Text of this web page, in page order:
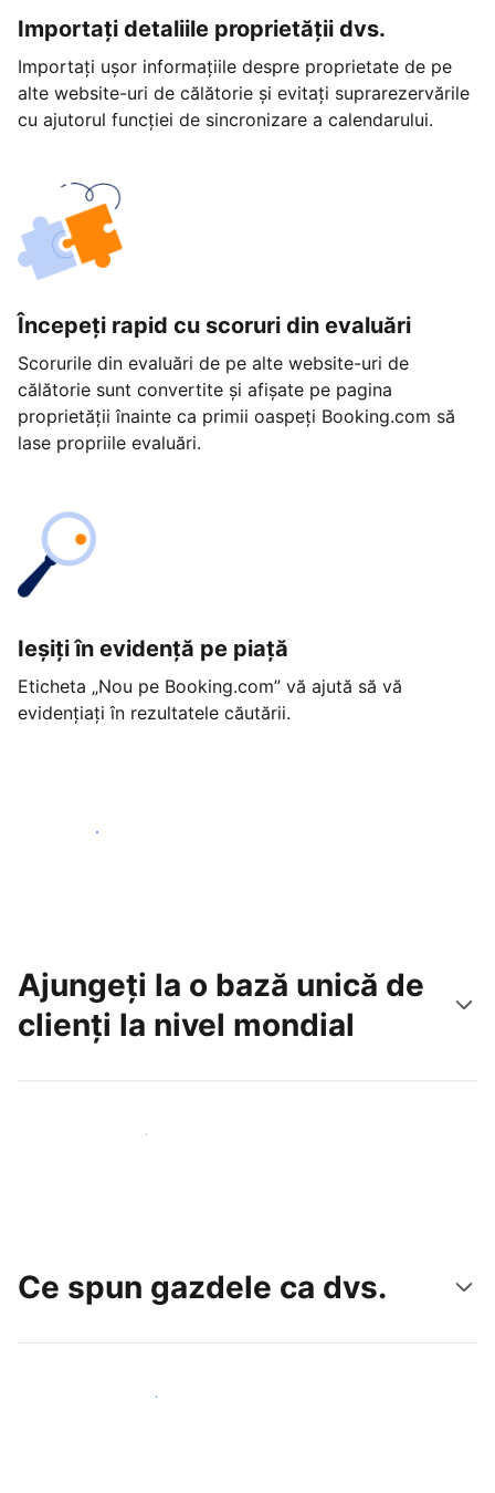
Importați detaliile proprietății dvs.
Importați ușor informațiile despre proprietate de pe
alte website-uri de călătorie și evitați suprarezervările
cu ajutorul funcției de sincronizare a calendarului.
Începeți rapid cu scoruri din evaluări
Scorurile din evaluări de pe alte website-uri de
călătorie sunt convertite și afișate pe pagina
proprietății înainte ca primii oaspeți Booking.com să
lase propriile evaluări.
Ieșiți în evidență pe piață
Eticheta „Nou pe Booking.com” vă ajută să vă
evidențiați în rezultatele căutării.
Începeți astăzi
Ajungeți la o bază unică de
clienți la nivel mondial
Atrageți noi oaspeți astăzi
Ce spun gazdele ca dvs.
Alăturați-vă gazdelor ca dvs.